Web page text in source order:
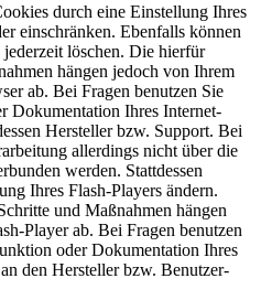
durch eine Einstellung Ihres
einschränken. Ebenfalls können
jederzeit löschen. Die hierfür
hängen jedoch von Ihrem
ab. Bei Fragen benutzen Sie
Dokumentation Ihres Internet-
Hersteller bzw. Support. Bei
allerdings nicht über die
werden. Stattdessen
Ihres Flash-Players ändern.
und Maßnahmen hängen
Player ab. Bei Fragen benutzen
oder Dokumentation Ihres
den Hersteller bzw. Benutzer-